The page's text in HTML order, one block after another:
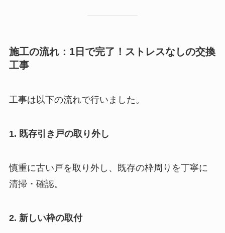
施工の流れ：1日で完了！ストレスなしの交換
工事
工事は以下の流れで行いました。
1. 既存引き戸の取り外し
慎重に古い戸を取り外し、既存の枠周りを丁寧に
清掃・確認。
2. 新しい枠の取付